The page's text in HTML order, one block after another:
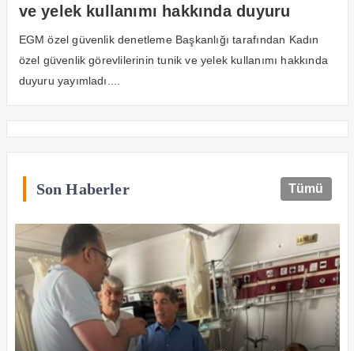
ve yelek kullanımı hakkında duyuru
yayımlandı
EGM özel güvenlik denetleme Başkanlığı tarafından Kadın
özel güvenlik görevlilerinin tunik ve yelek kullanımı hakkında
duyuru yayımladı....
Son Haberler Tümü